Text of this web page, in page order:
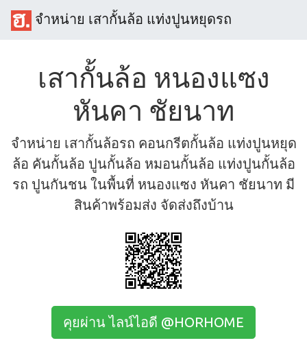
จำหน่าย เสากั้นล้อ แท่งปูนหยุดรถ
เสากั้นล้อ หนองแซง
หันคา ชัยนาท
จำหน่าย เสากั้นล้อรถ คอนกรีตกั้นล้อ แท่งปูนหยุด
ล้อ คันกั้นล้อ ปูนกั้นล้อ หมอนกั้นล้อ แท่งปูนกั้นล้อ
รถ ปูนกันชน ในพื้นที่ หนองแซง หันคา ชัยนาท มี
สินค้าพร้อมส่ง จัดส่งถึงบ้าน
คุยผ่าน ไลน์ไอดี @HORHOME